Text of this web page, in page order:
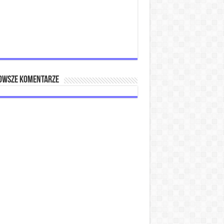
komentarze